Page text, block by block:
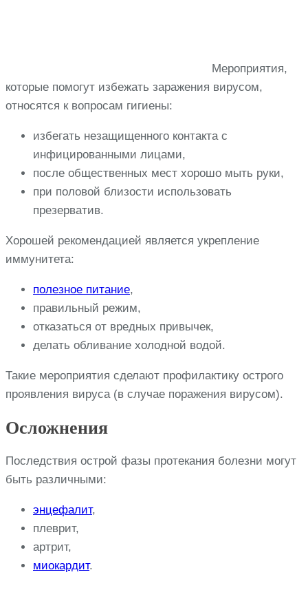
Мероприятия,
которые помогут избежать заражения вирусом,
относятся к вопросам гигиены:
избегать незащищенного контакта с
инфицированными лицами,
после общественных мест хорошо мыть руки,
при половой близости использовать
презерватив.
Хорошей рекомендацией является укрепление
иммунитета:
полезное питание,
правильный режим,
отказаться от вредных привычек,
делать обливание холодной водой.
Такие мероприятия сделают профилактику острого
проявления вируса (в случае поражения вирусом).
Осложнения
Последствия острой фазы протекания болезни могут
быть различными:
энцефалит,
плеврит,
артрит,
миокардит.